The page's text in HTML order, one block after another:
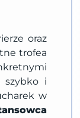
oraz
trofea
szybko i
w